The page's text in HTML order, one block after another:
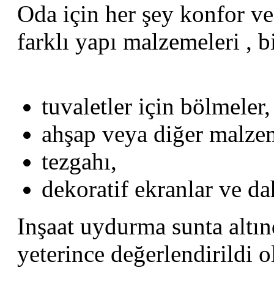
Oda için her şey konfor
farklı yapı malzemeleri ,
tuvaletler için bölmeler,
ahşap veya diğer
tezgahı,
dekoratif ekranlar ve
Inşaat uydurma sunta
yeterince değerlendirildi